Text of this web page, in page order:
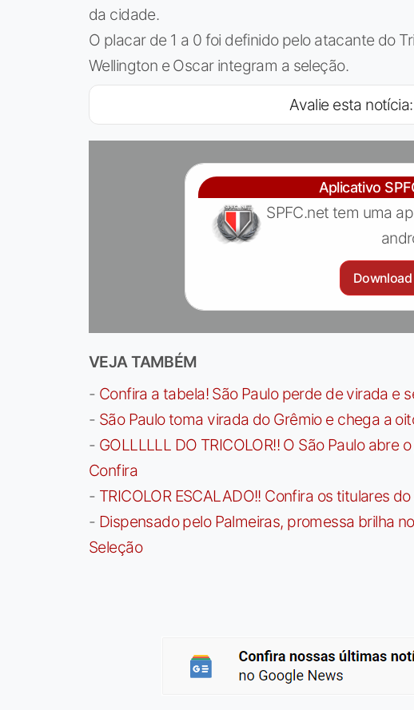
da cidade.
O placar de 1 a 0 foi definido pelo atacante do
Wellington e Oscar integram a seleção.
Avalie esta notícia:
Aplicativo
SPFC.net tem uma
Download
VEJA TAMBÉM
- Confira a tabela! São Paulo perde de virada e
- São Paulo toma virada do Grêmio e chega a
- GOLLLLLL DO TRICOLOR!! O São Paulo abre
Confira
- TRICOLOR ESCALADO!! Confira os titulares
- Dispensado pelo Palmeiras, promessa brilha
Seleção